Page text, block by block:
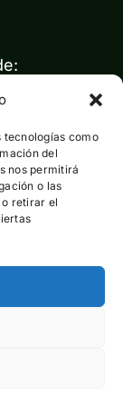
como
del
nos permitirá
o las
retirar el
para la